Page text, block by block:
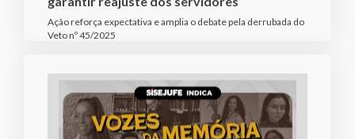
Ação reforça expectativa e amplia o debate pela derrubada do
Veto nº 45/2025